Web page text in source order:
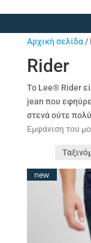
Αρχική σελίδα/
Rider
Το Lee® Rider
jean που
στενά ούτε
Εμφάνιση του
new